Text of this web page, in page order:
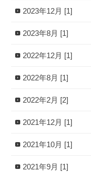
2023年12月 [1]
2023年8月 [1]
2022年12月 [1]
2022年8月 [1]
2022年2月 [2]
2021年12月 [1]
2021年10月 [1]
2021年9月 [1]